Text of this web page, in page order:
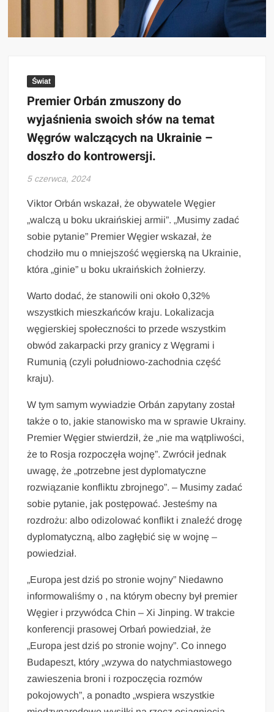
Świat
Premier Orbán zmuszony do
wyjaśnienia swoich słów na temat
Węgrów walczących na Ukrainie –
doszło do kontrowersji.
5 czerwca, 2024
Viktor Orbán wskazał, że obywatele Węgier
„walczą u boku ukraińskiej armii”. „Musimy zadać
sobie pytanie” Premier Węgier wskazał, że
chodziło mu o mniejszość węgierską na Ukrainie,
która „ginie” u boku ukraińskich żołnierzy.
Warto dodać, że stanowili oni około 0,32%
wszystkich mieszkańców kraju. Lokalizacja
węgierskiej społeczności to przede wszystkim
obwód zakarpacki przy granicy z Węgrami i
Rumunią (czyli południowo-zachodnia część
kraju).
W tym samym wywiadzie Orbán zapytany został
także o to, jakie stanowisko ma w sprawie Ukrainy.
Premier Węgier stwierdził, że „nie ma wątpliwości,
że to Rosja rozpoczęła wojnę”. Zwrócił jednak
uwagę, że „potrzebne jest dyplomatyczne
rozwiązanie konfliktu zbrojnego”. – Musimy zadać
sobie pytanie, jak postępować. Jesteśmy na
rozdrożu: albo odizolować konflikt i znaleźć drogę
dyplomatyczną, albo zagłębić się w wojnę –
powiedział.
„Europa jest dziś po stronie wojny” Niedawno
informowaliśmy o , na którym obecny był premier
Węgier i przywódca Chin – Xi Jinping. W trakcie
konferencji prasowej Orbań powiedział, że
„Europa jest dziś po stronie wojny”. Co innego
Budapeszt, który „wzywa do natychmiastowego
zawieszenia broni i rozpoczęcia rozmów
pokojowych”, a ponadto „wspiera wszystkie